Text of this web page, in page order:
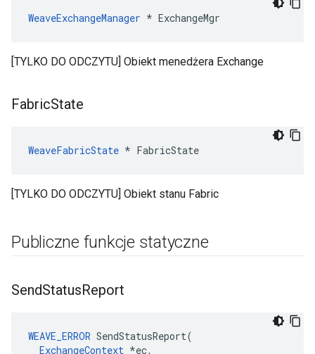
WeaveExchangeManager * ExchangeMgr
[TYLKO DO ODCZYTU] Obiekt menedżera Exchange
FabricState
WeaveFabricState * FabricState
[TYLKO DO ODCZYTU] Obiekt stanu Fabric
Publiczne funkcje statyczne
SendStatusReport
WEAVE_ERROR SendStatusReport(
ExchangeContext *ec,